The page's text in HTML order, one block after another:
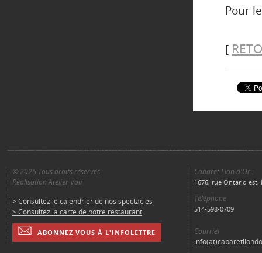
Pour
[
© 2026 Tous droits réservés
Réalisation Atelier Voir
> Consultez le calendrier de nos spectacles
> Consultez la carte de notre restaurant
ABONNEZ VOUS À L'INFOLETTRE
Cabaret Lion d'Or :
1676, rue Ontario est,
Téléphone
514-598-0709
Courriel